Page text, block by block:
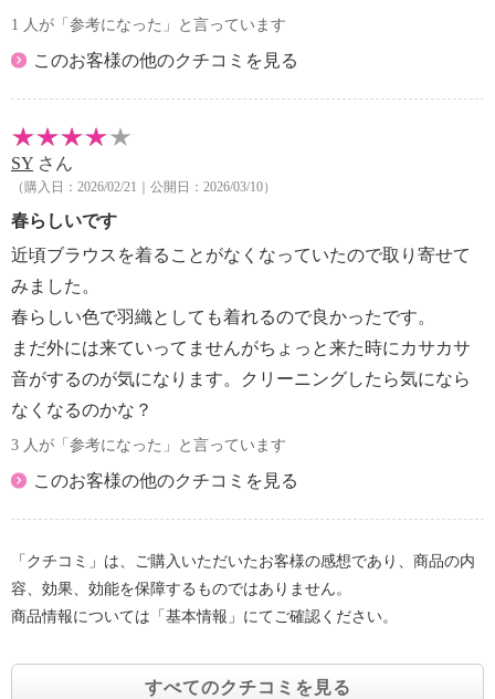
1 人が「参考になった」と言っています
このお客様の他のクチコミを見る
SY さん
（購入日：2026/02/21｜公開日：2026/03/10）
春らしいです
近頃ブラウスを着ることがなくなっていたので取り寄せて
みました。
春らしい色で羽織としても着れるので良かったです。
まだ外には来ていってませんがちょっと来た時にカサカサ
音がするのが気になります。クリーニングしたら気になら
なくなるのかな？
3 人が「参考になった」と言っています
このお客様の他のクチコミを見る
「クチコミ」は、ご購入いただいたお客様の感想であり、商品の内
容、効果、効能を保障するものではありません。
商品情報については「基本情報」にてご確認ください。
すべてのクチコミを見る